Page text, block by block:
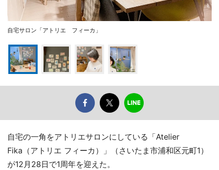
自宅サロン「アトリエ フィーカ」
自宅の一角をアトリエサロンにしている「Atelier
Fika（アトリエ フィーカ）」（さいたま市浦和区元町1）
が12月28日で1周年を迎えた。